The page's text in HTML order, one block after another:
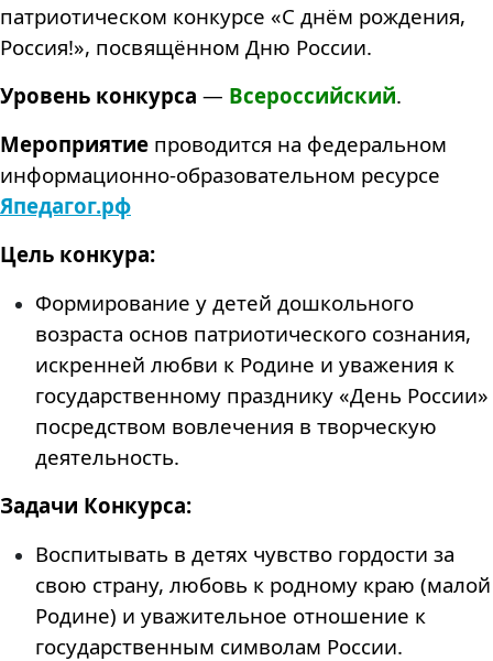
патриотическом конкурсе «С днём рождения,
Россия!», посвящённом Дню России.
Уровень конкурса — Всероссийский.
Мероприятие проводится на федеральном
информационно-образовательном ресурсе
Япедагог.рф
Цель конкура:
Формирование у детей дошкольного
возраста основ патриотического сознания,
искренней любви к Родине и уважения к
государственному празднику «День России»
посредством вовлечения в творческую
деятельность.
Задачи Конкурса:
Воспитывать в детях чувство гордости за
свою страну, любовь к родному краю (малой
Родине) и уважительное отношение к
государственным символам России.